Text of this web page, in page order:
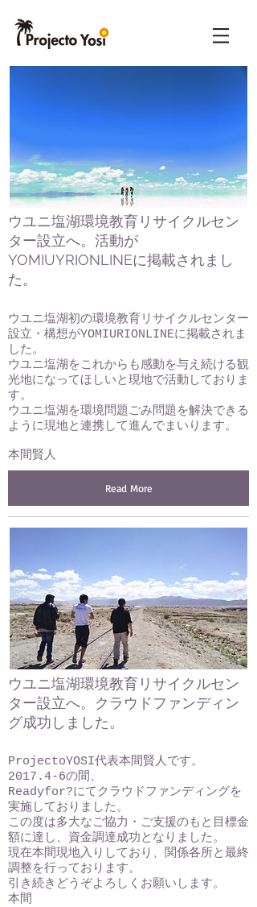
ウユニ塩湖環境教育リサイクルセン
ター設立へ。活動が
YOMIUYRIONLINEに掲載されまし
た。
ウユニ塩湖初の環境教育リサイクルセンター
設立・構想がYOMIURIONLINEに掲載されま
した。
ウユニ塩湖をこれからも感動を与え続ける観
光地になってほしいと現地で活動しておりま
す。
ウユニ塩湖を環境問題ごみ問題を解決できる
ように現地と連携して進んでまいります。
​本間賢人
Read More
ウユニ塩湖環境教育リサイクルセン
ター設立へ。クラウドファンディン
グ成功しました。
ProjectoYOSI代表本間賢人です。
2017.4-6の間、
Readyfor?にてクラウドファンディングを
実施しておりました。
この度は多大なご協力・ご支援のもと目標金
額に達し、資金調達成功となりました。
現在本間現地入りしており、関係各所と最終
調整を行っております。
引き続きどうぞよろしくお願いします。
​本間